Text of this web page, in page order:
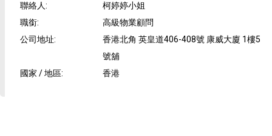
聯絡人:
柯婷婷小姐
職銜:
高級物業顧問
公司地址:
香港北角 英皇道406-408號 康威大廈 1樓5
號舖
國家 / 地區: 香港